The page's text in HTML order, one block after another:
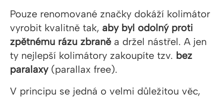
Pouze renomované značky dokáží kolimátor
vyrobit kvalitně tak, aby byl odolný proti
zpětnému rázu zbraněa držel nástřel. A jen
ty nejlepší kolimátory zakoupíte tzv. bez
paralaxy(parallax free).
V principu se jedná o velmi důležitou věc,